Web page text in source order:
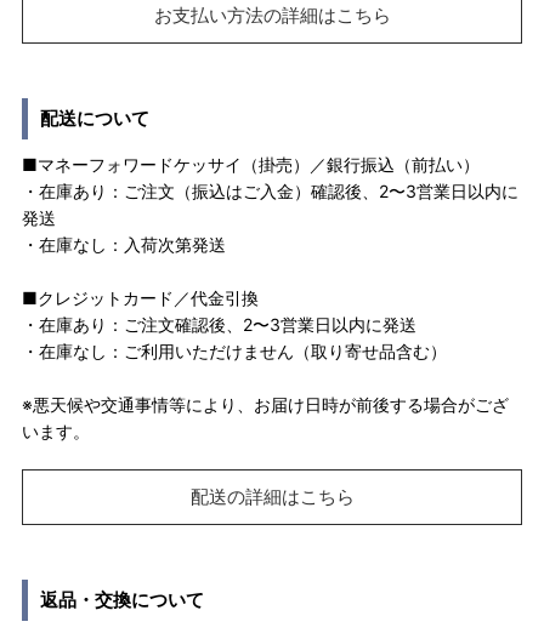
お支払い方法の詳細はこちら
配送について
■マネーフォワードケッサイ（掛売）／銀行振込（前払い）
・在庫あり：ご注文（振込はご入金）確認後、2〜3営業日以内に
発送
・在庫なし：入荷次第発送
■クレジットカード／代金引換
・在庫あり：ご注文確認後、2〜3営業日以内に発送
・在庫なし：ご利用いただけません（取り寄せ品含む）
※悪天候や交通事情等により、お届け日時が前後する場合がござ
います。
配送の詳細はこちら
返品・交換について